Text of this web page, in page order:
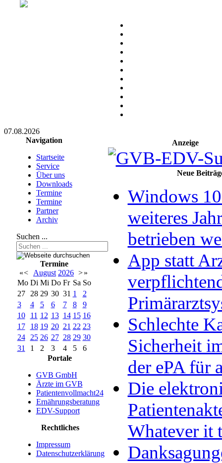
07.08.2026
Navigation
Startseite
Service
Über uns
Downloads
Termine
Termine
Partner
Archiv
Suchen ...
Termine
«< August 2026 >»
Mo Di Mi Do Fr Sa So
27
28 29 30 31 1
2
3
4 5 6 7 8
9
10
11 12 13 14 15 16
17
18 19 20 21 22 23
24
25 26 27 28 29 30
31
1 2 3 4 5
6
Portale
GVB GmbH
Ärzte im GVB
Patientenvollmacht24
Ernährungsberatung
EDV-Support
Rechtliches
Impressum
Datenschutzerklärung
Anzeige
Neue
Windows
weiteres
betrieben
App statt
Schlechte
Sicherheit
der ePA für
Die
Whatever it